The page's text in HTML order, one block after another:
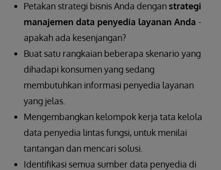
Petakan strategi bisnis Anda dengan strategi
manajemen data penyedia layanan Anda -
apakah ada kesenjangan?
Buat satu rangkaian beberapa skenario yang
dihadapi konsumen yang sedang
membutuhkan informasi penyedia layanan
yang jelas.
Mengembangkan kelompok kerja tata kelola
data penyedia lintas fungsi, untuk menilai
tantangan dan mencari solusi.
Identifikasi semua sumber data penyedia di